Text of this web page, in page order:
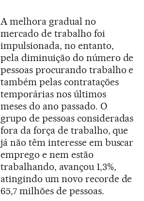
A melhora gradual no
mercado de trabalho foi
impulsionada, no entanto,
pela diminuição do número de
pessoas procurando trabalho e
também pelas contratações
temporárias nos últimos
meses do ano passado. O
grupo de pessoas consideradas
fora da força de trabalho, que
já não têm interesse em buscar
emprego e nem estão
trabalhando, avançou 1,3%,
atingindo um novo recorde de
65,7 milhões de pessoas.